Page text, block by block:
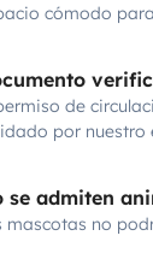
cómodo
de
por nuestro
se admiten
mascotas no